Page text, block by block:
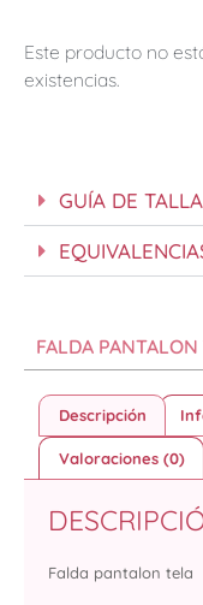
Este producto no
existencias.
GUÍA DE
FALDA
Descripción
Valoraciones (0)
Falda pantalon tela